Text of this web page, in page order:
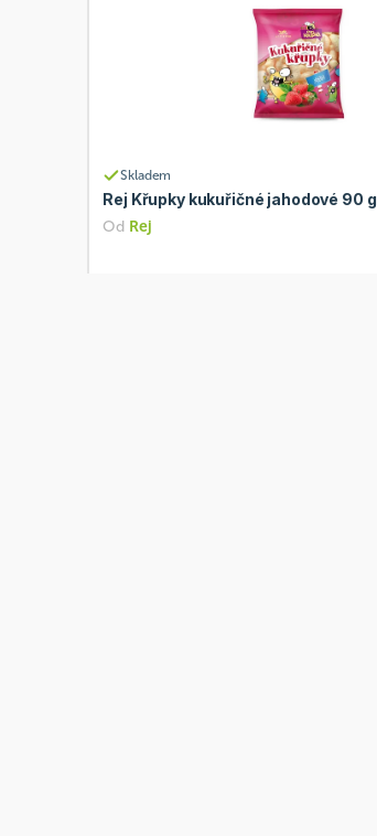
Skladem
Rej Křupky kukuřičné jahodové 90 g
Od Rej